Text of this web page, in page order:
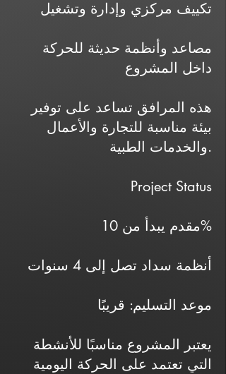
تكييف مركزي وإدارة وتشغيل
مصاعد وأنظمة حديثة للحركة
داخل المشروع
هذه المرافق تساعد على توفير
بيئة مناسبة للتجارة والأعمال
والخدمات الطبية.
Project Status
مقدم يبدأ من 10%
أنظمة سداد تصل إلى 4 سنوات
موعد التسليم: قريبًا
يعتبر المشروع مناسبًا للأنشطة
التي تعتمد على الحركة اليومية